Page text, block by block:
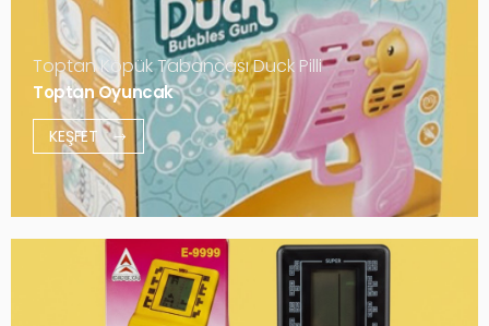
Toptan Köpük Tabancası Duck Pilli
Toptan Oyuncak
KEŞFET